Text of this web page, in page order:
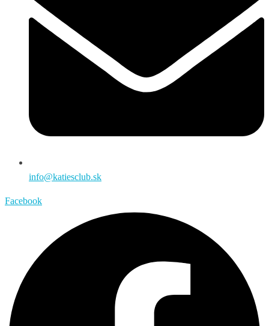
info@katiesclub.sk
Facebook